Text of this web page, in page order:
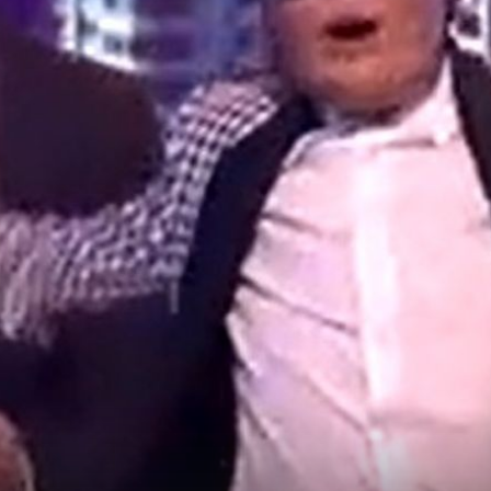
+8
OVO JE ČUDO!
Enis Bešlagić: ''Nikad ne bih pomislio da
će muškarac obučen kao Marija
izmamiti suze''